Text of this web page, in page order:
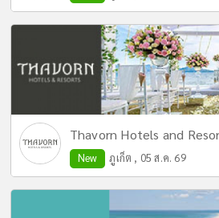
Thavorn Hotels and
New ภูเก็ต , 05 ส.ค. 69